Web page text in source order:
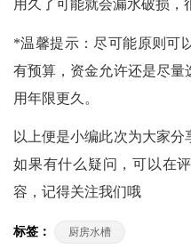
用久了可能就会漏水破损，
*温馨提示：尽可能原则可
有预算，资金允许还是尽量
用年限更久。
以上便是小编此次为大家分
如果有什么疑问，可以在
容，记得关注我们哦
标签： 厨房水槽